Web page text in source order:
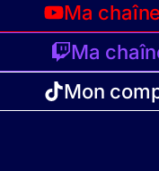
Ma
Ma
Mon